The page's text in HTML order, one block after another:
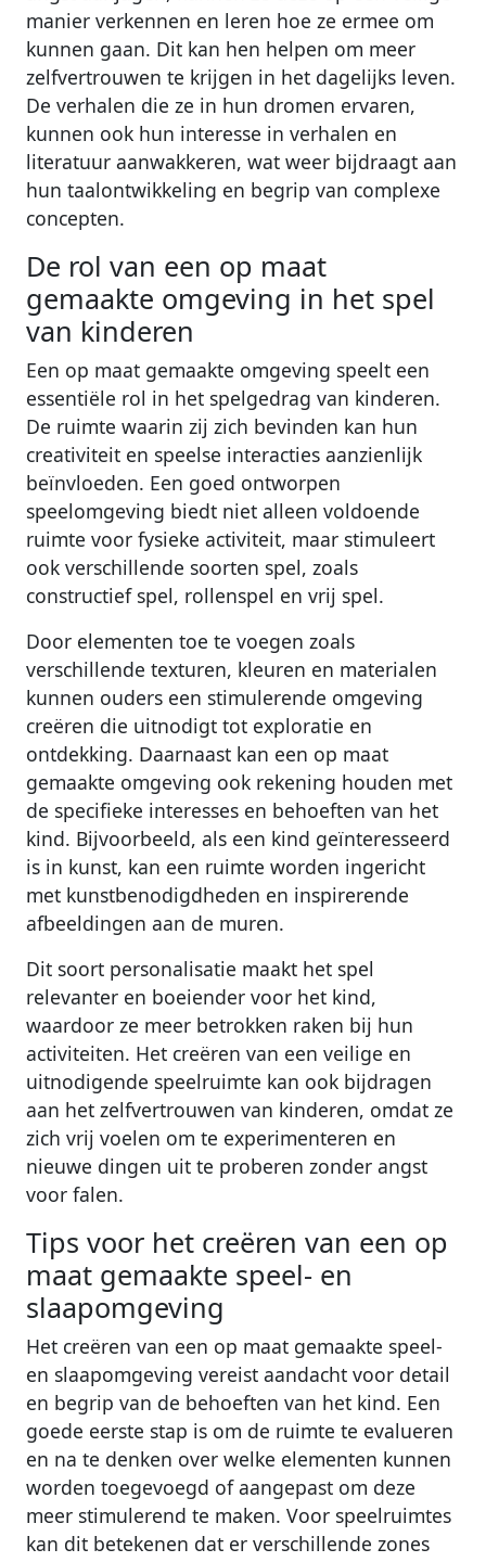
manier verkennen en leren hoe ze ermee om
kunnen gaan. Dit kan hen helpen om meer
zelfvertrouwen te krijgen in het dagelijks leven.
De verhalen die ze in hun dromen ervaren,
kunnen ook hun interesse in verhalen en
literatuur aanwakkeren, wat weer bijdraagt aan
hun taalontwikkeling en begrip van complexe
concepten.
De rol van een op maat
gemaakte omgeving in het spel
van kinderen
Een op maat gemaakte omgeving speelt een
essentiële rol in het spelgedrag van kinderen.
De ruimte waarin zij zich bevinden kan hun
creativiteit en speelse interacties aanzienlijk
beïnvloeden. Een goed ontworpen
speelomgeving biedt niet alleen voldoende
ruimte voor fysieke activiteit, maar stimuleert
ook verschillende soorten spel, zoals
constructief spel, rollenspel en vrij spel.
Door elementen toe te voegen zoals
verschillende texturen, kleuren en materialen
kunnen ouders een stimulerende omgeving
creëren die uitnodigt tot exploratie en
ontdekking. Daarnaast kan een op maat
gemaakte omgeving ook rekening houden met
de specifieke interesses en behoeften van het
kind. Bijvoorbeeld, als een kind geïnteresseerd
is in kunst, kan een ruimte worden ingericht
met kunstbenodigdheden en inspirerende
afbeeldingen aan de muren.
Dit soort personalisatie maakt het spel
relevanter en boeiender voor het kind,
waardoor ze meer betrokken raken bij hun
activiteiten. Het creëren van een veilige en
uitnodigende speelruimte kan ook bijdragen
aan het zelfvertrouwen van kinderen, omdat ze
zich vrij voelen om te experimenteren en
nieuwe dingen uit te proberen zonder angst
voor falen.
Tips voor het creëren van een op
maat gemaakte speel- en
slaapomgeving
Het creëren van een op maat gemaakte speel-
en slaapomgeving vereist aandacht voor detail
en begrip van de behoeften van het kind. Een
goede eerste stap is om de ruimte te evalueren
en na te denken over welke elementen kunnen
worden toegevoegd of aangepast om deze
meer stimulerend te maken. Voor speelruimtes
kan dit betekenen dat er verschillende zones